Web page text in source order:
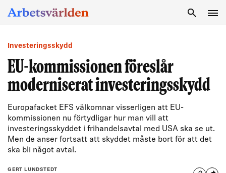
Investeringsskydd
EU-kommissionen föreslår
moderniserat investeringsskydd
Europafacket EFS välkomnar visserligen att EU-
kommissionen nu förtydligar hur man vill att
investeringsskyddet i frihandelsavtal med USA ska se ut.
Men de anser fortsatt att skyddet måste bort för att det
ska bli något avtal.
GERT LUNDSTEDT